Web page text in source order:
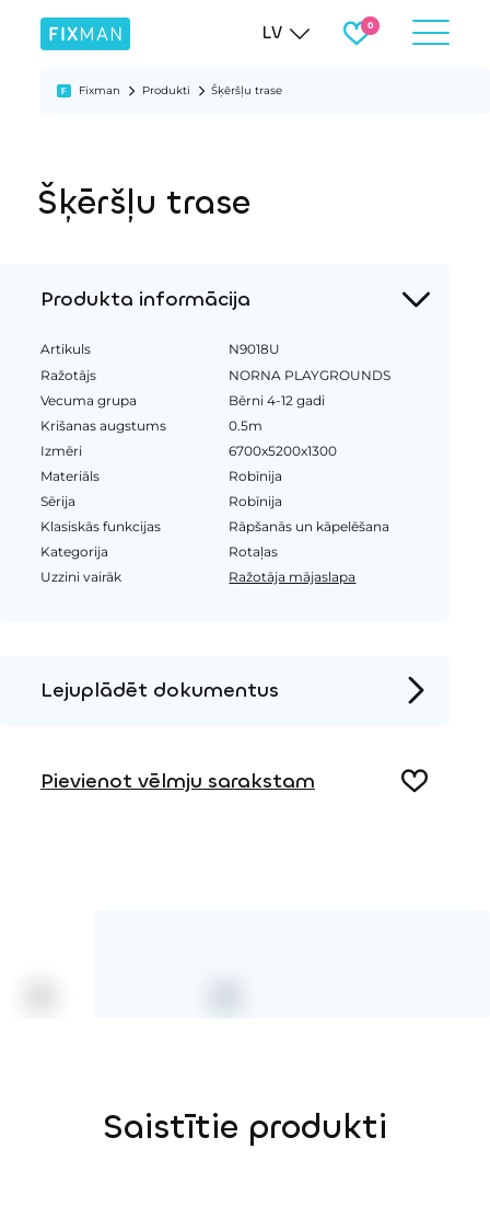
LV
Fixman Produkti Šķēršļu trase
Šķēršļu trase
Produkta informācija
Artikuls
N9018U
Ražotājs
NORNA PLAYGROUNDS
Vecuma grupa
Bērni 4-12 gadi
Krišanas augstums
0.5m
Izmēri
6700x5200x1300
Materiāls
Robīnija
Sērija
Robīnija
Klasiskās funkcijas
Rāpšanās un kāpelēšana
Kategorija
Rotaļas
Uzzini vairāk
Ražotāja mājaslapa
Lejuplādēt dokumentus
Pievienot vēlmju sarakstam
Saistītie produkti